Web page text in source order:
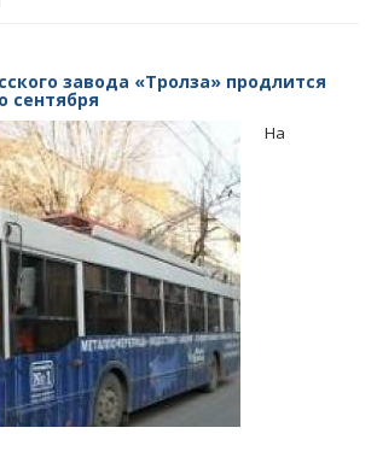
завода «Тролза» продлится
сентября
На